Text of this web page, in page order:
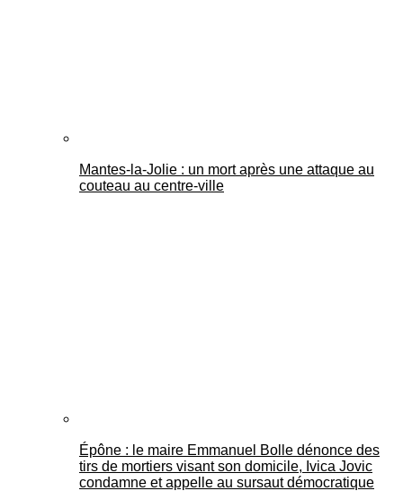
Mantes-la-Jolie : un mort après une attaque au
couteau au centre-ville
Épône : le maire Emmanuel Bolle dénonce des
tirs de mortiers visant son domicile, Ivica Jovic
condamne et appelle au sursaut démocratique